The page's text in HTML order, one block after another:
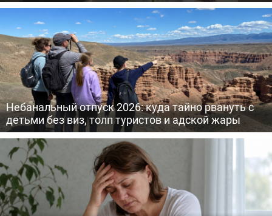
Небанальный отпуск 2026: куда тайно рвануть с
детьми без виз, толп туристов и адской жары